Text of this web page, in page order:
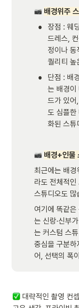
배경위주
•
장점 : 웨
드레스,
정이나 동
퀄리티 높
•
단점 : 배
는 배경이
드가 있어
도 심플한
화된 스튜
배경+인물
최근에는 배경
라도 전체적
스튜디오도 많
여기에 똑같
는 신랑·신부
는 커스텀 스
중심을 구분하
어, 선택의 폭
대략적인 촬영 컨